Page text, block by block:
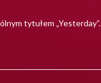
tytułem „Yesterday”.